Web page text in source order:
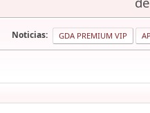
Noticias: GDA PREMIUM VIP